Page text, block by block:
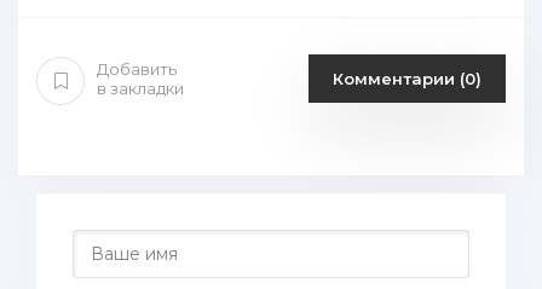
Добавить
в закладки
Комментарии (0)